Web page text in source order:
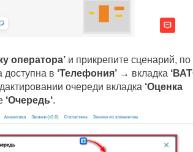
оператора’ и прикрепите сценарий, по
доступна в ‘Телефония’ → вкладка
очереди вкладка ‘Оценка
‘Очередь‘.